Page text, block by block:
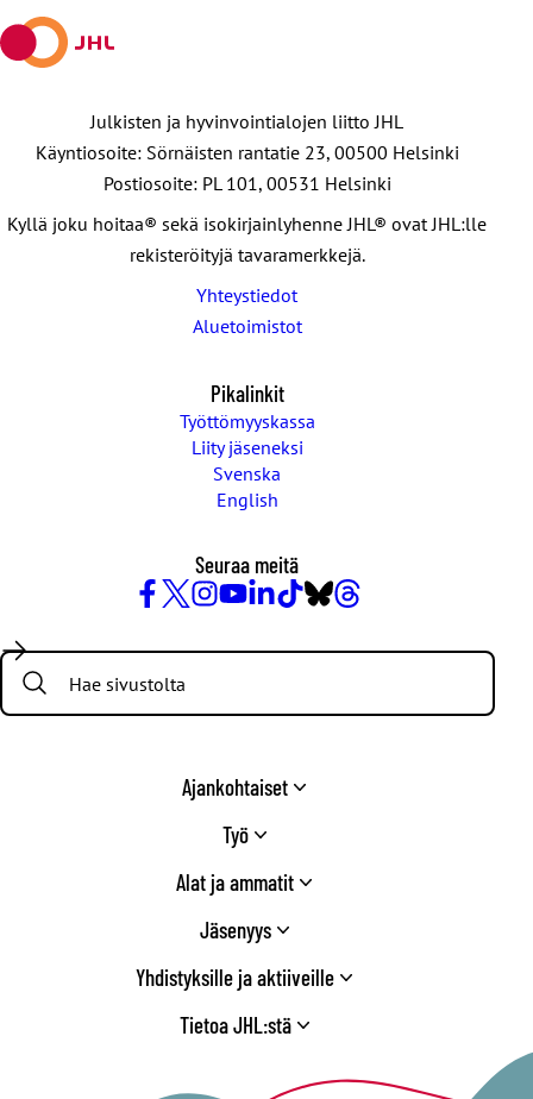
Julkisten ja hyvinvointialojen liitto JHL
Käyntiosoite: Sörnäisten rantatie 23, 00500 Helsinki
Postiosoite: PL 101, 00531 Helsinki
Kyllä joku hoitaa® sekä isokirjainlyhenne JHL® ovat JHL:lle
rekisteröityjä tavaramerkkejä.
Yhteystiedot
Aluetoimistot
Pikalinkit
Työttömyyskassa
Liity jäseneksi
Svenska
English
Seuraa meitä
/
Twitter
Search:
Ajankohtaiset
Työ
Alat ja ammatit
Jäsenyys
Yhdistyksille ja aktiiveille
Tietoa JHL:stä